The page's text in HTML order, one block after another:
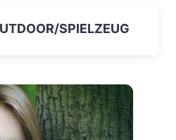
SPIELZEUG